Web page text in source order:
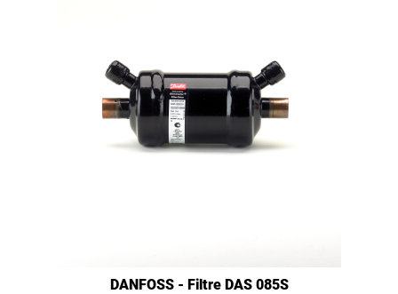
DANFOSS - Filtre DAS 085S